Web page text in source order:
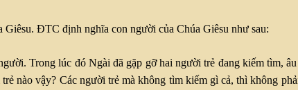
ĐTC định nghĩa con người của Chúa Giêsu như sau:
Trong lúc đó Ngài đã gặp gỡ hai người trẻ đang kiếm tìm,
nào vậy? Các người trẻ mà không tìm kiếm gì cả, thì không